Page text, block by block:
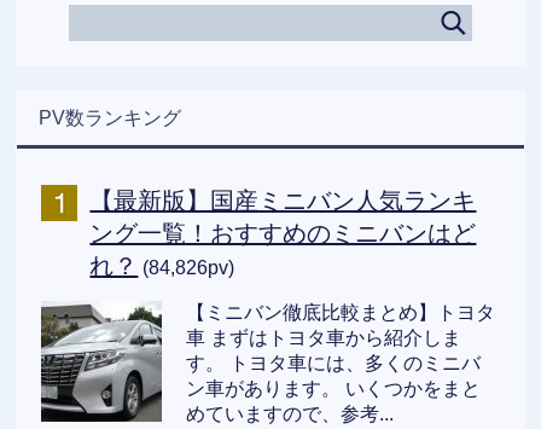
PV数ランキング
【最新版】国産ミニバン人気ランキ
ング一覧！おすすめのミニバンはど
れ？ (84,826pv)
【ミニバン徹底比較まとめ】トヨタ
車 まずはトヨタ車から紹介しま
す。 トヨタ車には、多くのミニバ
ン車があります。 いくつかをまと
めていますので、参考...